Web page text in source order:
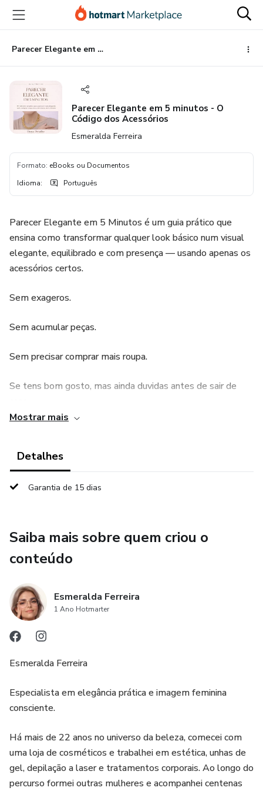
para
conteúdo
principal
para
pagamento
para
rodapé
Parecer Elegante em 5 minutos - O Código dos Acessórios
Parecer Elegante em 5 minutos - O
Código dos Acessórios
Esmeralda Ferreira
Formato: eBooks ou Documentos
Idioma: Português
Parecer Elegante em 5 Minutos é um guia prático que
ensina como transformar qualquer look básico num visual
elegante, equilibrado e com presença — usando apenas os
acessórios certos.
Sem exageros.
Sem acumular peças.
Sem precisar comprar mais roupa.
Se tens bom gosto, mas ainda duvidas antes de sair de
Se queres parecer mais elegante de forma simples e
intencional…
O que vais aprender:
✔ A fórmula simples que equilibra qualquer look
✔ Como escolher acessórios com presença
✔ O segredo das proporções elegantes
Resultado?
Mais segurança.
Mais clareza.
Mostrar mais
Detalhes
Garantia de 15 dias
Saiba mais sobre quem criou o
conteúdo
Esmeralda Ferreira
1 Ano Hotmarter
Esmeralda Ferreira
Especialista em elegância prática e imagem feminina
consciente.
Há mais de 22 anos no universo da beleza, comecei com
uma loja de cosméticos e trabalhei em estética, unhas de
gel, depilação a laser e tratamentos corporais. Ao longo do
percurso formei outras mulheres e acompanhei centenas